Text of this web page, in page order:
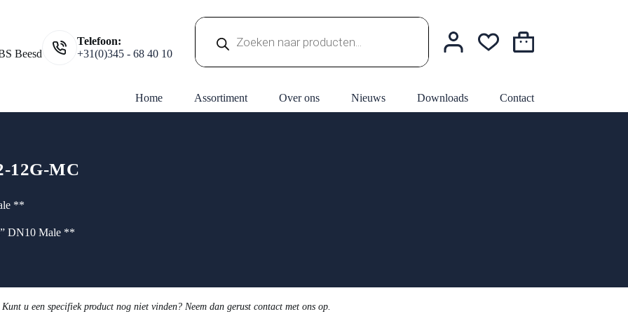
Beesd
Telefoon:
+31(0)345 - 68 40 10
zoeken
Winkelwagen
Home Assortiment Over ons Nieuws Downloads Contact
12G-MC
**
DN10 Male **
u een specifiek product nog niet vinden? Neem dan gerust contact met ons op.